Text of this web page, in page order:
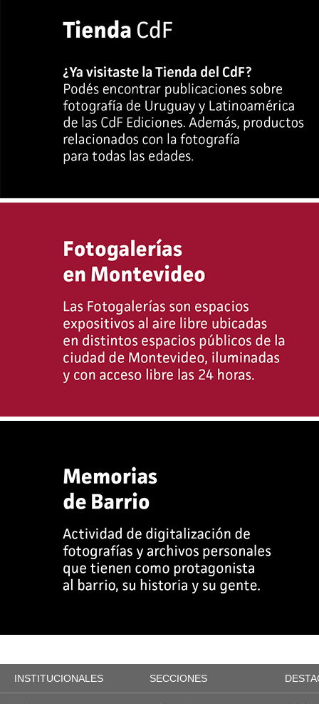
INSTITUCIONALES SECCIONES